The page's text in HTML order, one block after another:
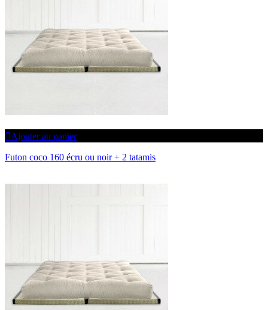
Ajouter au panier
Futon coco 160 écru ou noir + 2 tatamis